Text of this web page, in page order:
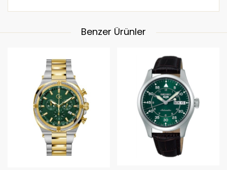
Benzer Ürünler